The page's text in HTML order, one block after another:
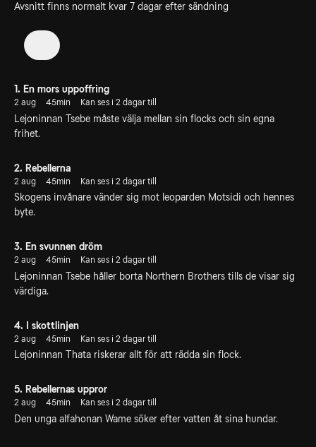
Avsnitt finns normalt kvar 7 dagar efter sändning
1. En mors uppoffring
2 aug 45min Kan ses i 2 dagar till
Lejoninnan Tsebe måste välja mellan sin flocks och sin egna
frihet.
2. Rebellerna
2 aug 45min Kan ses i 2 dagar till
Skogens invånare vänder sig mot leoparden Motsidi och hennes
byte.
3. En svunnen dröm
2 aug 45min Kan ses i 2 dagar till
Lejoninnan Tsebe håller borta Northern Brothers tills de visar sig
värdiga.
4. I skottlinjen
2 aug 45min Kan ses i 2 dagar till
Lejoninnan Thata riskerar allt för att rädda sin flock.
5. Rebellernas uppror
2 aug 45min Kan ses i 2 dagar till
Den unga alfahonan Wame söker efter vatten åt sina hundar.